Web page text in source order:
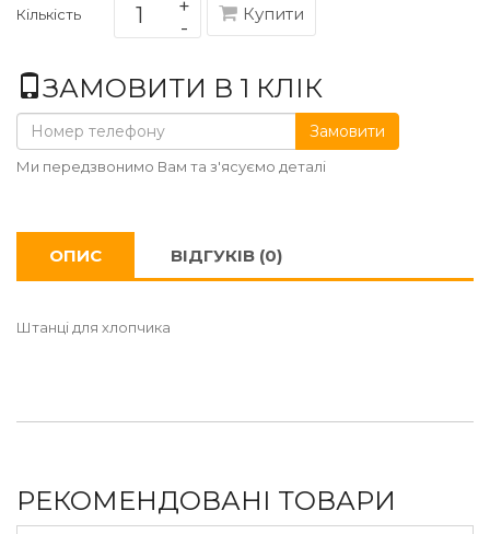
Кількість Купити
ЗАМОВИТИ В 1 КЛІК
Замовити
Ми передзвонимо Вам та з'ясуємо деталі
ОПИС ВІДГУКІВ (0)
Штанці для хлопчика
РЕКОМЕНДОВАНІ ТОВАРИ